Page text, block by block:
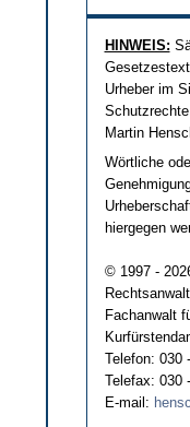
HINWEIS:
Urheber im
Martin
Wörtliche
hiergegen
© 1997 -
Fachanwalt
Telefon: 030
Telefax: 030
E-mail: